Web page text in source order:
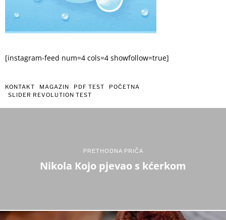
[instagram-feed num=4 cols=4 showfollow=true]
KONTAKT MAGAZIN PDF TEST
POČETNA
SLIDER REVOLUTION TEST
PRETHODNA PRIČA
Nikola Kojo pjevao s kćerkom